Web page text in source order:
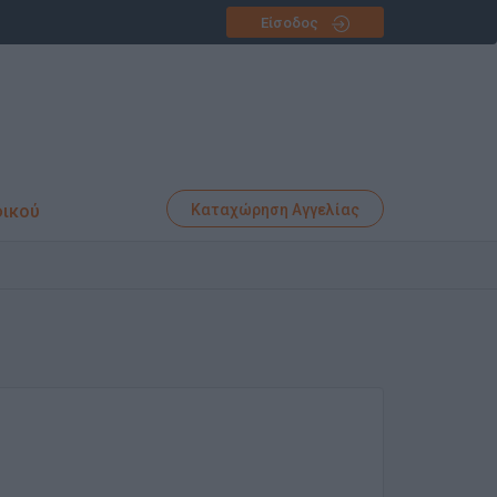
Είσοδος
Καταχώρηση Αγγελίας